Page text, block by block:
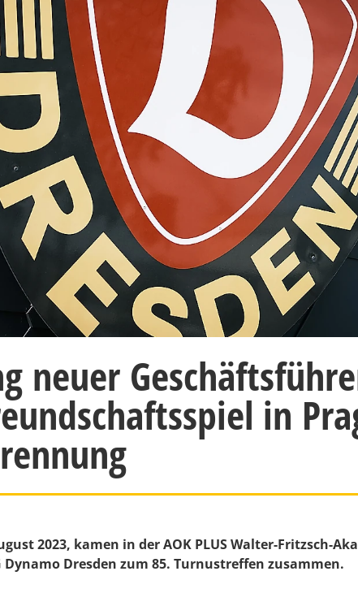
neuer
in
2023, kamen in der AOK PLUS Walter-Fritzsch-
Dynamo Dresden zum 85. Turnustreffen zusammen.